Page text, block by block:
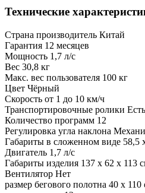
Технические
Страна производитель Китай
Гарантия 12 месяцев
Мощность 1,7 л/с
Вес 30,8 кг
Макс. вес пользователя 100 кг
Цвет Чёрный
Скорость от 1 до 10 км/ч
Транспортировочные ролики Есть
Количество программ 12
Регулировка угла наклона
Габариты в сложенном виде 58,5
Двигатель 1,7 л/с
Габариты изделия 137 х 62 х 113
Вентилятор Нет
размер бегового полотна 40 х 110